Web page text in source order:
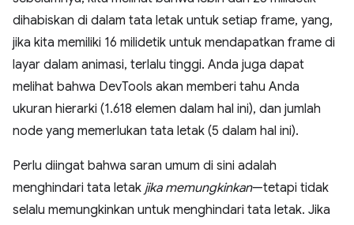
dihabiskan di dalam tata letak untuk setiap frame, yang,
jika kita memiliki 16 milidetik untuk mendapatkan frame di
layar dalam animasi, terlalu tinggi. Anda juga dapat
melihat bahwa DevTools akan memberi tahu Anda
ukuran hierarki (1.618 elemen dalam hal ini), dan jumlah
node yang memerlukan tata letak (5 dalam hal ini).
Perlu diingat bahwa saran umum di sini adalah
menghindari tata letak jika memungkinkan—tetapi tidak
selalu memungkinkan untuk menghindari tata letak. Jika